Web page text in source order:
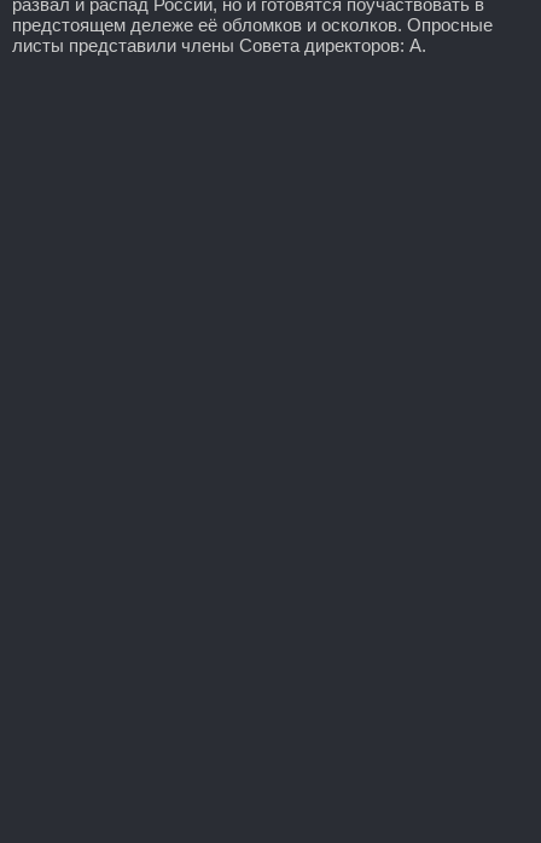
предстоящем дележе её обломков и осколков. Опросные
листы представили члены Совета директоров: А.